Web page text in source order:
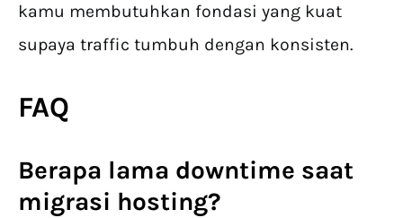
kamu membutuhkan fondasi yang kuat
supaya traffic tumbuh dengan konsisten.
FAQ
Berapa lama downtime saat
migrasi hosting?